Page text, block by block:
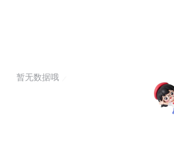
暂无数据哦